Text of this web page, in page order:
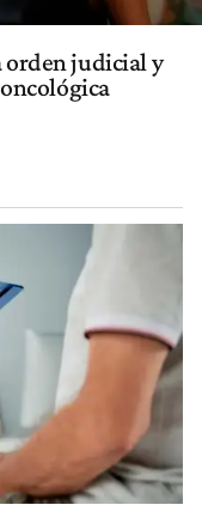
orden judicial y